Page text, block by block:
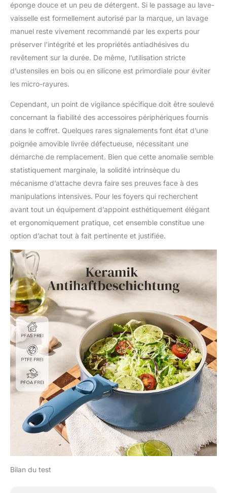
éponge douce et un peu de détergent. Si le passage au lave-
vaisselle est formellement autorisé par la marque, un lavage
manuel reste vivement recommandé par les experts pour
préserver l’intégrité et les propriétés antiadhésives du
revêtement sur la durée. De même, l’utilisation stricte
d’ustensiles en bois ou en silicone est primordiale pour éviter
les micro-rayures.
Cependant, un point de vigilance spécifique doit être soulevé
concernant la fiabilité des accessoires périphériques fournis
dans le coffret. Quelques rares signalements font état d’une
poignée amovible livrée défectueuse, nécessitant une
démarche de remplacement. Bien que cette anomalie semble
statistiquement marginale, la solidité intrinsèque du
mécanisme d’attache devra faire ses preuves face à des
manipulations intensives. Pour les foyers qui recherchent
avant tout un équipement d’appoint esthétiquement élégant
et ergonomiquement pratique, cet ensemble constitue une
option d’achat tout à fait pertinente et justifiée.
Bilan du test